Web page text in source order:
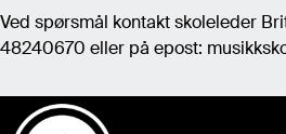
Ved spørsmål kontakt skoleleder
48240670 eller på epost: